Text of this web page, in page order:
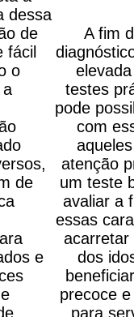
dessa
de
fácil
o
a
de
e
A fim
testes
pode
com
atenção
um teste
avaliar a
essas
acarretar
dos
precoce
para